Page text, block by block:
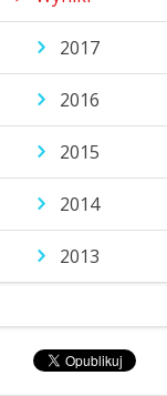
2017
2016
2015
2014
2013